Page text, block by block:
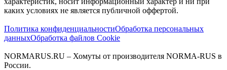
каких условиях не является публичной оффертой.‍
Политика конфиденциальностиОбработка персональных
данныхОбработка файлов Cookie
NORMARUS.RU – Хомуты от производителя NORMA-RUS в
России.